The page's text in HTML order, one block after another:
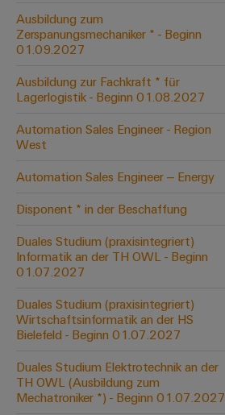
Moderne
und
digitale
für
klimafreundliche
im
Schiffbau
Verbindungslösungen
die
maritime
Industrie
Wasseraufbereitung
&
Abwasseraufbereitung
für
die
Wasser-
PCB
Services
Equipment
(OEM)
Access
&
Services
Industrial
Platform
easyConnect
Werkstatt
&
Werkzeuge
Automaten
Software
Ausbildung zum
Zerspanungsmechaniker * - Beginn
01.09.2027
Ausbildung zur Fachkraft * für
Lagerlogistik - Beginn 01.08.2027
Automation Sales Engineer - Region
West
Automation Sales Engineer – Energy
Disponent * in der Beschaffung
Duales Studium (praxisintegriert)
Informatik an der TH OWL - Beginn
01.07.2027
Duales Studium (praxisintegriert)
Wirtschaftsinformatik an der HS
Bielefeld - Beginn 01.07.2027
Duales Studium Elektrotechnik an der
TH OWL (Ausbildung zum
Mechatroniker *) - Beginn 01.07.2027